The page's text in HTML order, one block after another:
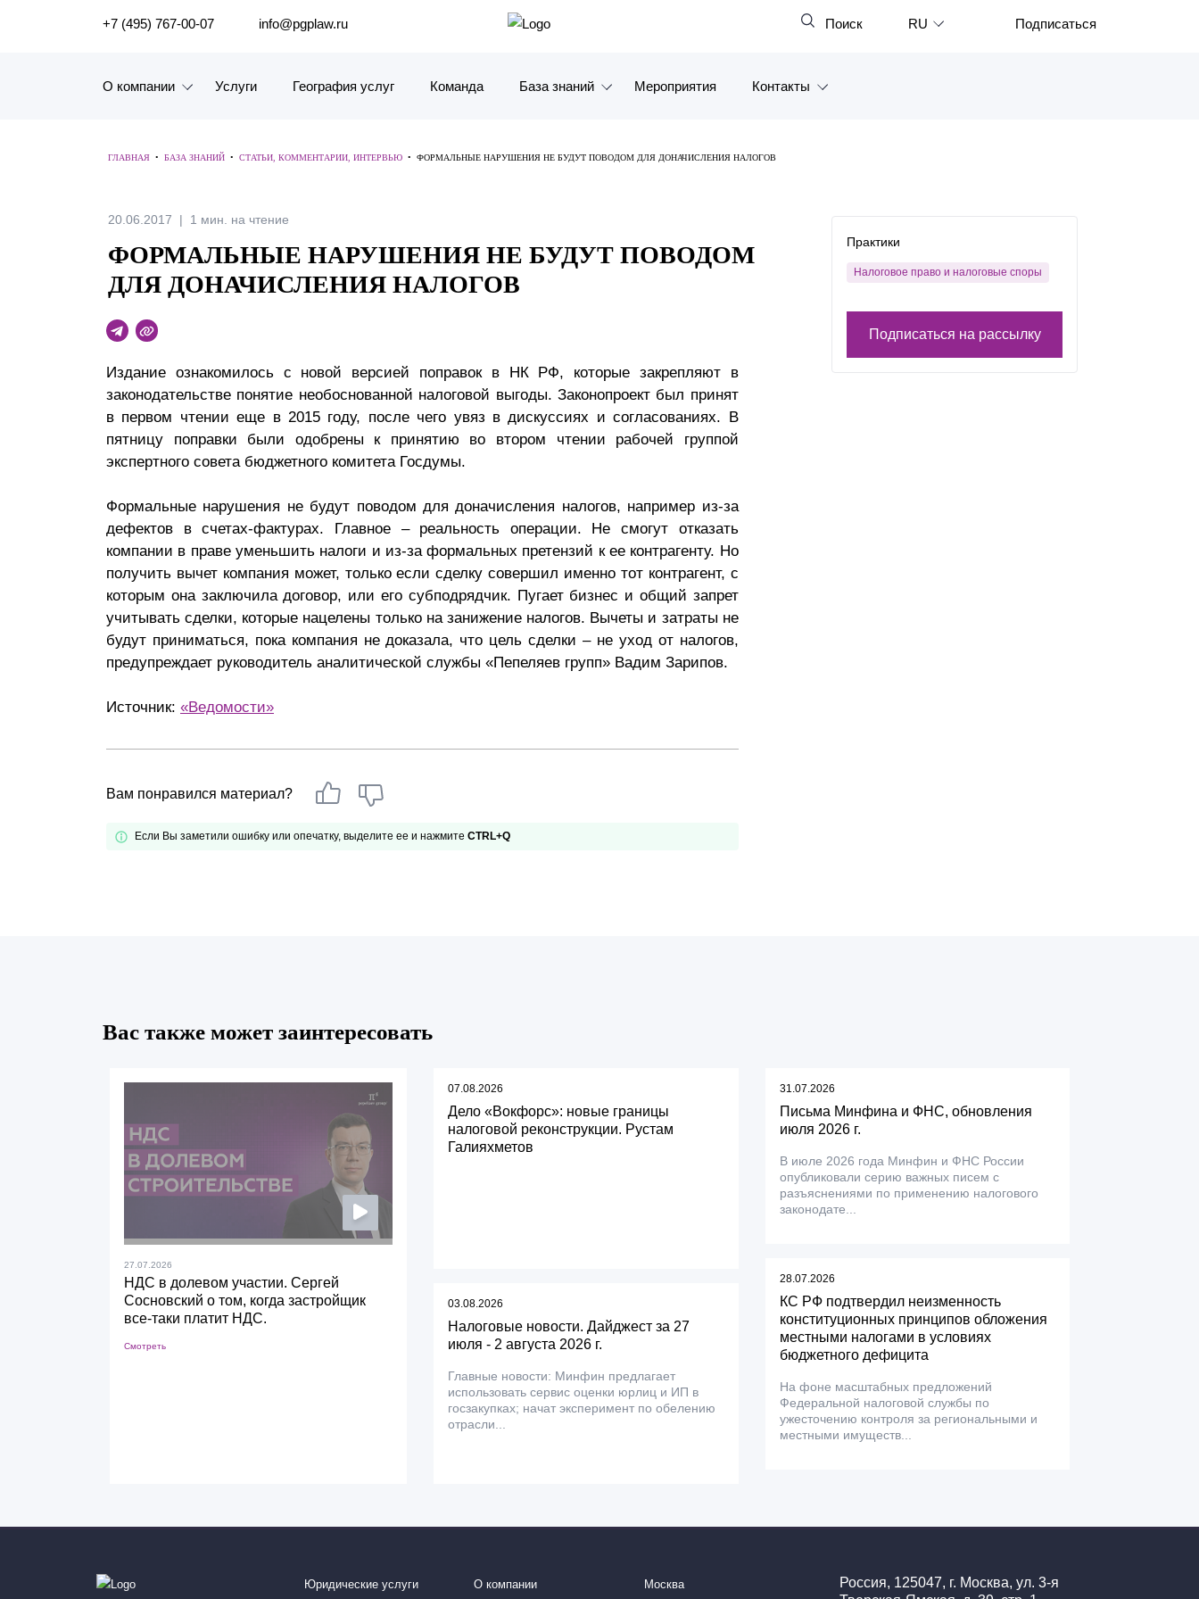
ПОИСК ПО САЙТУ Закрыть
+7 (495) 767-00-07 info@pgplaw.ru Поиск RU
Français
Português
Подписаться
О компании
Наш опыт
Рейтинги, Награды, Цифры
Новости
Карьера
История компании
Почему «Пепеляев Групп»?
Обращение Управляющего
Социальная
ответственность
Услуги География услуг Команда База знаний
Видео
Антикризисный инфопортал
Презентации экспертов
Мероприятия Контакты
ГЛАВНАЯ • БАЗА ЗНАНИЙ • СТАТЬИ, КОММЕНТАРИИ, ИНТЕРВЬЮ • ФОРМАЛЬНЫЕ НАРУШЕНИЯ НЕ БУДУТ ПОВОДОМ ДЛЯ ДОНАЧИСЛЕНИЯ НАЛОГОВ
20.06.2017 1 мин. на чтение
ФОРМАЛЬНЫЕ НАРУШЕНИЯ НЕ БУДУТ ПОВОДОМ
ДЛЯ ДОНАЧИСЛЕНИЯ НАЛОГОВ
Издание ознакомилось с новой версией поправок в НК РФ, которые закрепляют в
законодательстве понятие необоснованной налоговой выгоды. Законопроект был принят
в первом чтении еще в 2015 году, после чего увяз в дискуссиях и согласованиях. В
пятницу поправки были одобрены к принятию во втором чтении рабочей группой
экспертного совета бюджетного комитета Госдумы.
Формальные нарушения не будут поводом для доначисления налогов, например из-за
дефектов в счетах-фактурах. Главное – реальность операции. Не смогут отказать
компании в праве уменьшить налоги и из-за формальных претензий к ее контрагенту. Но
получить вычет компания может, только если сделку совершил именно тот контрагент, с
которым она заключила договор, или его субподрядчик. Пугает бизнес и общий запрет
учитывать сделки, которые нацелены только на занижение налогов. Вычеты и затраты не
будут приниматься, пока компания не доказала, что цель сделки – не уход от налогов,
предупреждает руководитель аналитической службы «Пепеляев групп» Вадим Зарипов.
Источник: «Ведомости»
Вам понравился материал?
Если Вы заметили ошибку или опечатку, выделите ее и нажмите CTRL+Q
Практики
Налоговое право и налоговые споры
Подписаться на рассылку
Вас также может заинтересовать
27.07.2026
НДС в долевом участии. Сергей
Сосновский о том, когда застройщик
все-таки платит НДС.
Смотреть
07.08.2026
Дело «Вокфорс»: новые границы
налоговой реконструкции. Рустам
Галияхметов
03.08.2026
Налоговые новости. Дайджест за 27
июля - 2 августа 2026 г.
Главные новости: Минфин предлагает
использовать сервис оценки юрлиц и ИП в
госзакупках; начат эксперимент по обелению
отрасли...
31.07.2026
Письма Минфина и ФНС, обновления
июля 2026 г.
В июле 2026 года Минфин и ФНС России
опубликовали серию важных писем с
разъяснениями по применению налогового
законодате...
28.07.2026
КС РФ подтвердил неизменность
конституционных принципов обложения
местными налогами в условиях
бюджетного дефицита
На фоне масштабных предложений
Федеральной налоговой службы по
ужесточению контроля за региональными и
местными имуществ...
Юридические услуги О компании Москва
Россия, 125047, г. Москва, ул. 3-я